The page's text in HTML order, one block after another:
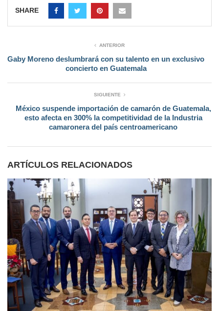
SHARE
ANTERIOR
Gaby Moreno deslumbrará con su talento en un exclusivo
concierto en Guatemala
SIGUIENTE
México suspende importación de camarón de Guatemala,
esto afecta en 300% la competitividad de la Industria
camaronera del país centroamericano
ARTÍCULOS RELACIONADOS